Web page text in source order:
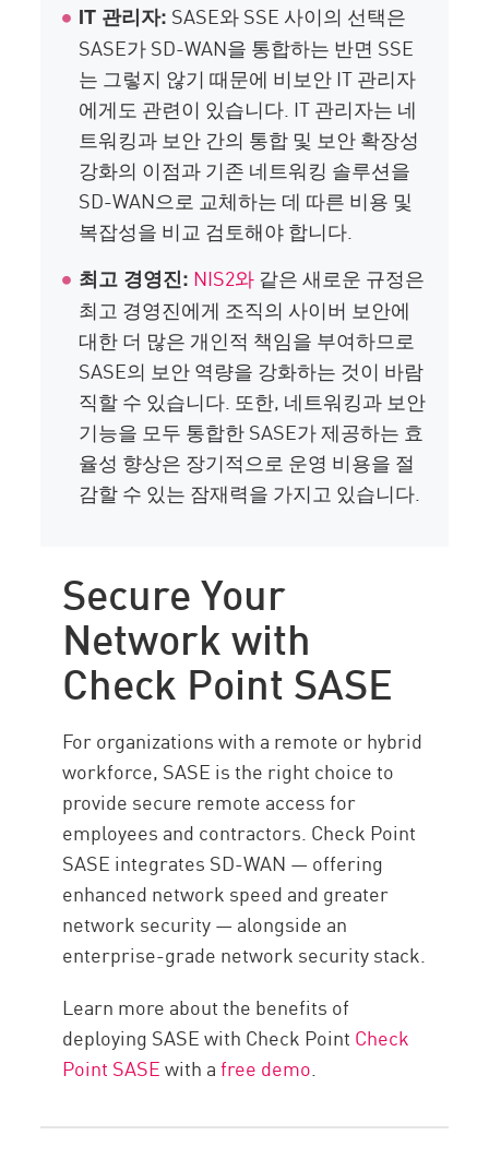
IT 관리자: SASE와 SSE 사이의 선택은
SASE가 SD-WAN을 통합하는 반면 SSE
는 그렇지 않기 때문에 비보안 IT 관리자
에게도 관련이 있습니다. IT 관리자는 네
트워킹과 보안 간의 통합 및 보안 확장성
강화의 이점과 기존 네트워킹 솔루션을
SD-WAN으로 교체하는 데 따른 비용 및
복잡성을 비교 검토해야 합니다.
최고 경영진: NIS2와같은 새로운 규정은
최고 경영진에게 조직의 사이버 보안에
대한 더 많은 개인적 책임을 부여하므로
SASE의 보안 역량을 강화하는 것이 바람
직할 수 있습니다. 또한, 네트워킹과 보안
기능을 모두 통합한 SASE가 제공하는 효
율성 향상은 장기적으로 운영 비용을 절
감할 수 있는 잠재력을 가지고 있습니다.
Secure Your
Network with
Check Point SASE
For organizations with a remote or hybrid
workforce, SASE is the right choice to
provide secure remote access for
employees and contractors. Check Point
SASE integrates SD-WAN — offering
enhanced network speed and greater
network security — alongside an
enterprise-grade network security stack.
Learn more about the benefits of
deploying SASE with Check Point Check
Point SASEwith afree demo.